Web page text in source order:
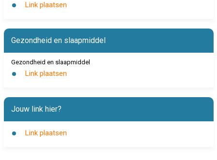
Link plaatsen
Gezondheid en slaapmiddel
Gezondheid en slaapmiddel
Link plaatsen
Jouw link hier?
Link plaatsen